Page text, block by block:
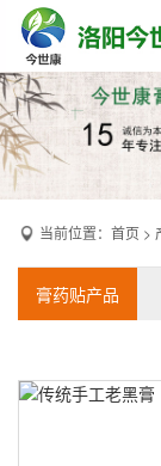
当前位置： 首页 >
膏药贴产品